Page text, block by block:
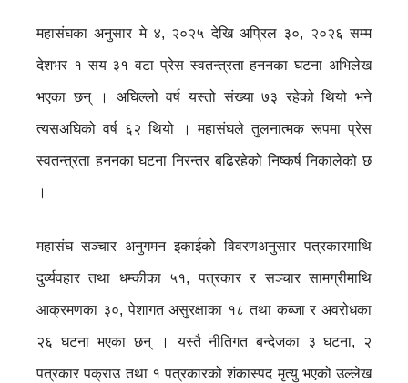
महासंघका अनुसार मे ४, २०२५ देखि अप्रिल ३०, २०२६ सम्म
देशभर १ सय ३१ वटा प्रेस स्वतन्त्रता हननका घटना अभिलेख
भएका छन् । अघिल्लो वर्ष यस्तो संख्या ७३ रहेको थियो भने
त्यसअघिको वर्ष ६२ थियो । महासंघले तुलनात्मक रूपमा प्रेस
स्वतन्त्रता हननका घटना निरन्तर बढिरहेको निष्कर्ष निकालेको छ
।
महासंघ सञ्चार अनुगमन इकाईको विवरणअनुसार पत्रकारमाथि
दुर्व्यवहार तथा धम्कीका ५१, पत्रकार र सञ्चार सामग्रीमाथि
आक्रमणका ३०, पेशागत असुरक्षाका १८ तथा कब्जा र अवरोधका
२६ घटना भएका छन् । यस्तै नीतिगत बन्देजका ३ घटना, २
पत्रकार पक्राउ तथा १ पत्रकारको शंकास्पद मृत्यु भएको उल्लेख